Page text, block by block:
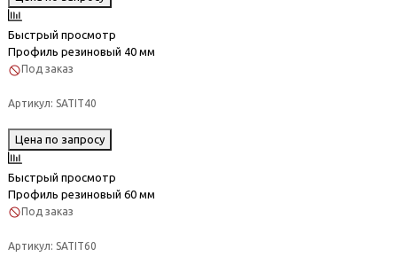
Быстрый просмотр
Профиль резиновый 40 мм
Под заказ
Артикул: SATIT40
Цена по запросу
Быстрый просмотр
Профиль резиновый 60 мм
Под заказ
Артикул: SATIT60